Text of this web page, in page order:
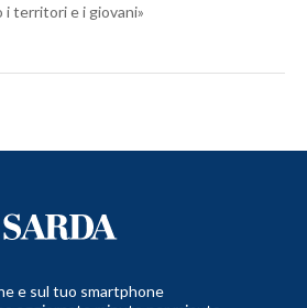
i territori e i giovani»
e sul tuo smartphone